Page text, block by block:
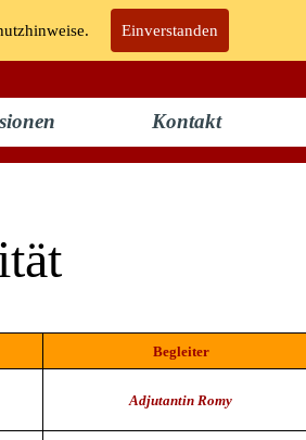
Einverstanden
Kontakt
e.V.
Begleiter
Adjutantin Romy